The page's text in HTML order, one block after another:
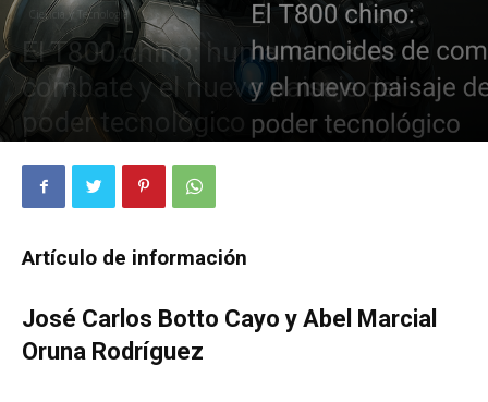
Ciencia y Tecnología
El T800 chino: humanoides de
combate y el nuevo paisaje del
poder tecnológico
Artículo de información
José Carlos Botto Cayo y Abel Marcial
Oruna Rodríguez